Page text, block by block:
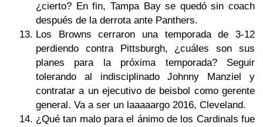
¿cierto? En fin, Tampa Bay se quedó sin coach
después de la derrota ante Panthers.
Los Browns cerraron una temporada de 3-12
perdiendo contra Pittsburgh, ¿cuáles son sus
planes para la próxima temporada? Seguir
tolerando al indisciplinado Johnny Manziel y
contratar a un ejecutivo de beisbol como gerente
general. Va a ser un laaaaargo 2016, Cleveland.
¿Qué tan malo para el ánimo de los Cardinals fue